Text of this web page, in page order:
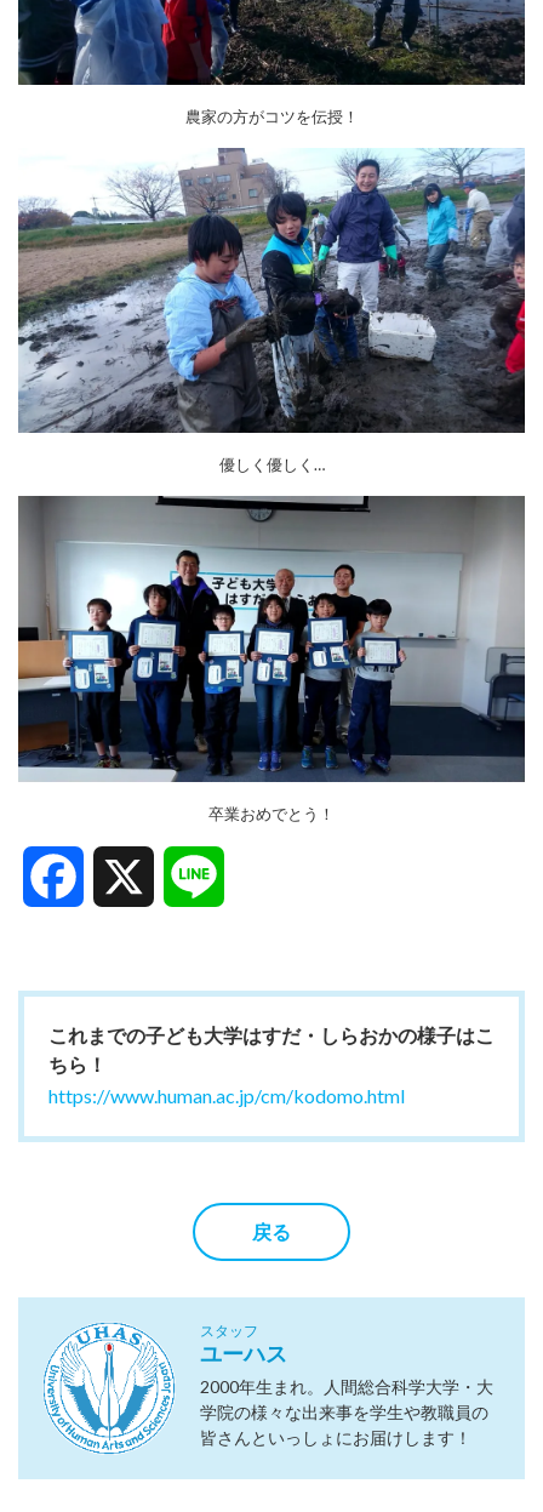
農家の方がコツを伝授！
優しく優しく…
卒業おめでとう！
Facebook
これまでの子ども大学はすだ・しらおかの様子はこ
ちら！
https://www.human.ac.jp/cm/kodomo.html
戻る
スタッフ
ユーハス
2000年生まれ。人間総合科学大学・大
学院の様々な出来事を学生や教職員の
皆さんといっしょにお届けします！